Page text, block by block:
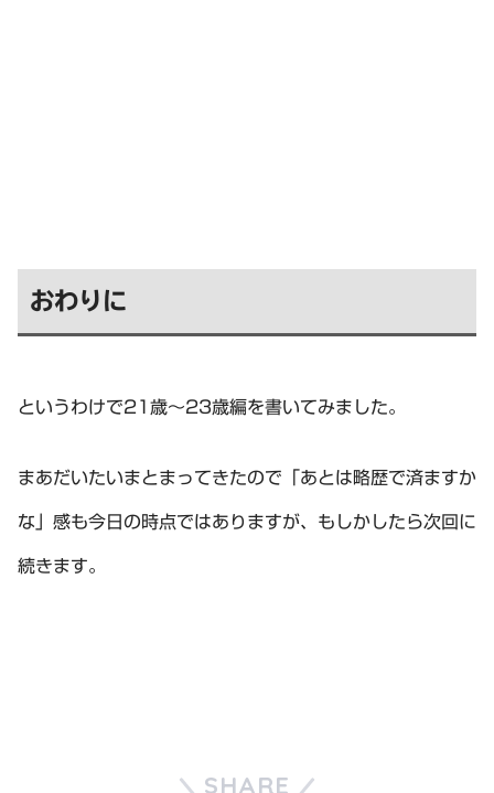
おわりに
というわけで21歳～23歳編を書いてみました。
まあだいたいまとまってきたので「あとは略歴で済ますか
な」感も今日の時点ではありますが、もしかしたら次回に
続きます。
SHARE